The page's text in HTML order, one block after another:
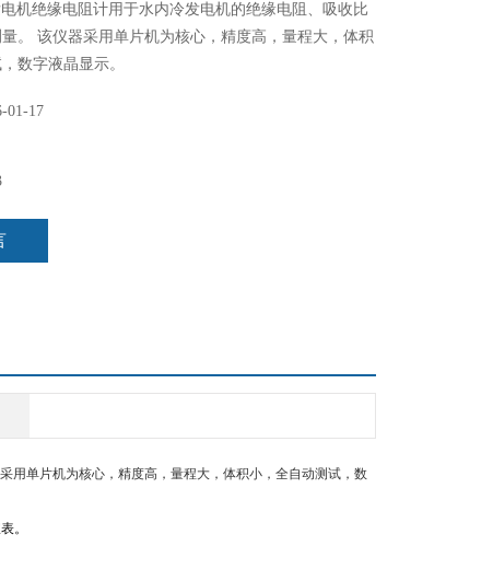
机绝缘电阻计用于水内冷发电机的绝缘电阻、吸收比
。 该仪器采用单片机为核心，精度高，量程大，体积
数字液晶显示。
01-17
用单片机为核心，精度高，量程大，体积小，全自动测试，数
。